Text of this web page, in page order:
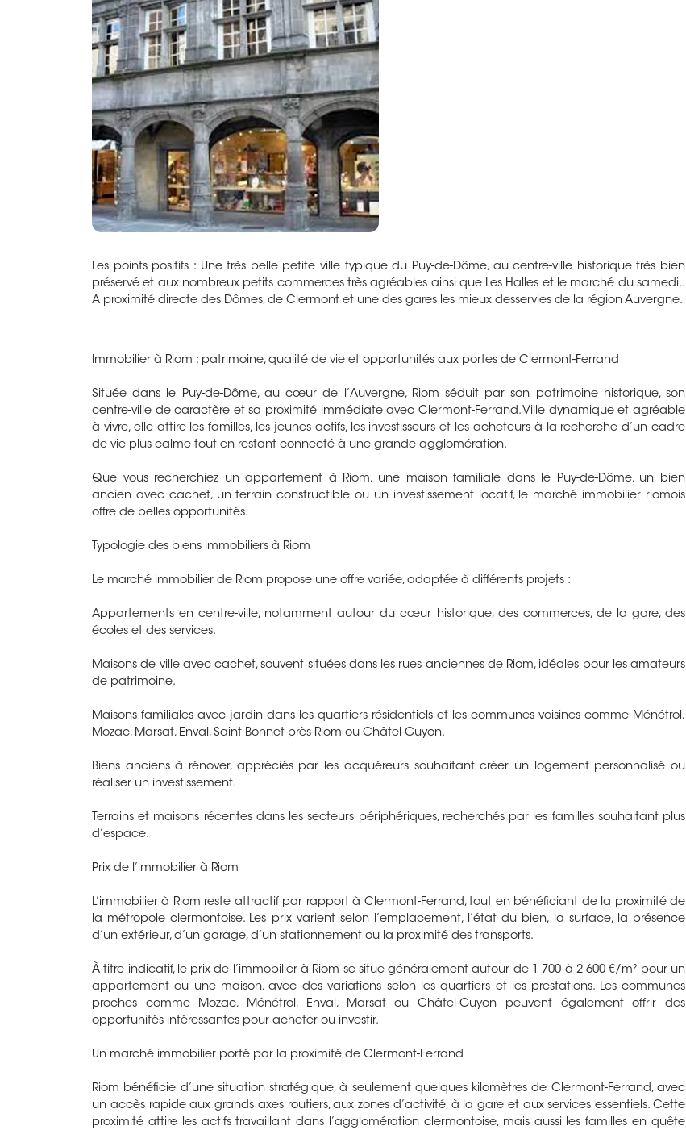
Les points positifs : Une très belle petite ville typique du Puy-de-Dôme, au centre-ville historique très bien
préservé et aux nombreux petits commerces très agréables ainsi que Les Halles et le marché du samedi..
A proximité directe des Dômes, de Clermont et une des gares les mieux desservies de la région Auvergne.
Immobilier à Riom : patrimoine, qualité de vie et opportunités aux portes de Clermont-Ferrand
Située dans le Puy-de-Dôme, au cœur de l’Auvergne, Riom séduit par son patrimoine historique, son
centre-ville de caractère et sa proximité immédiate avec Clermont-Ferrand. Ville dynamique et agréable
à vivre, elle attire les familles, les jeunes actifs, les investisseurs et les acheteurs à la recherche d’un cadre
de vie plus calme tout en restant connecté à une grande agglomération.
Que vous recherchiez un appartement à Riom, une maison familiale dans le Puy-de-Dôme, un bien
ancien avec cachet, un terrain constructible ou un investissement locatif, le marché immobilier riomois
offre de belles opportunités.
Typologie des biens immobiliers à Riom
Le marché immobilier de Riom propose une offre variée, adaptée à différents projets :
Appartements en centre-ville, notamment autour du cœur historique, des commerces, de la gare, des
écoles et des services.
Maisons de ville avec cachet, souvent situées dans les rues anciennes de Riom, idéales pour les amateurs
de patrimoine.
Maisons familiales avec jardin dans les quartiers résidentiels et les communes voisines comme Ménétrol,
Mozac, Marsat, Enval, Saint-Bonnet-près-Riom ou Châtel-Guyon.
Biens anciens à rénover, appréciés par les acquéreurs souhaitant créer un logement personnalisé ou
réaliser un investissement.
Terrains et maisons récentes dans les secteurs périphériques, recherchés par les familles souhaitant plus
d’espace.
Prix de l’immobilier à Riom
L’immobilier à Riom reste attractif par rapport à Clermont-Ferrand, tout en bénéficiant de la proximité de
la métropole clermontoise. Les prix varient selon l’emplacement, l’état du bien, la surface, la présence
d’un extérieur, d’un garage, d’un stationnement ou la proximité des transports.
À titre indicatif, le prix de l’immobilier à Riom se situe généralement autour de 1 700 à 2 600 €/m² pour un
appartement ou une maison, avec des variations selon les quartiers et les prestations. Les communes
proches comme Mozac, Ménétrol, Enval, Marsat ou Châtel-Guyon peuvent également offrir des
opportunités intéressantes pour acheter ou investir.
Un marché immobilier porté par la proximité de Clermont-Ferrand
Riom bénéficie d’une situation stratégique, à seulement quelques kilomètres de Clermont-Ferrand, avec
un accès rapide aux grands axes routiers, aux zones d’activité, à la gare et aux services essentiels. Cette
proximité attire les actifs travaillant dans l’agglomération clermontoise, mais aussi les familles en quête